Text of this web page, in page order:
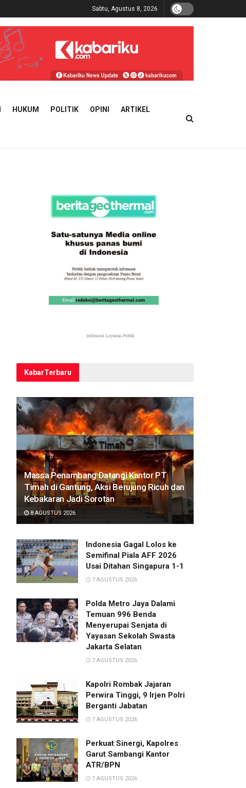
Sabtu, Agustus 8, 2026
HUKUM POLITIK OPINI ARTIKEL
KabarTerbaru
Massa Penambang Datangi Kantor PT
Timah di Gantung, Aksi Berujung Ricuh dan
Kebakaran Jadi Sorotan
8 AGUSTUS 2026
Indonesia Gagal Lolos ke
Semifinal Piala AFF 2026
Usai Ditahan Singapura 1-1
7 AGUSTUS 2026
Polda Metro Jaya Dalami
Temuan 996 Benda
Menyerupai Senjata di
Yayasan Sekolah Swasta
Jakarta Selatan
7 AGUSTUS 2026
Kapolri Rombak Jajaran
Perwira Tinggi, 9 Irjen Polri
Berganti Jabatan
7 AGUSTUS 2026
Perkuat Sinergi, Kapolres
Garut Sambangi Kantor
ATR/BPN
7 AGUSTUS 2026